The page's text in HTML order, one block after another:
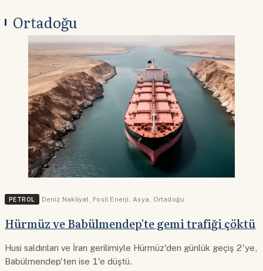
Ortadoğu
PETROL Deniz Nakliyat Fosil Enerji Asya Ortadoğu
Hürmüz ve Babülmendep'te gemi trafiği çöktü
Husi saldırıları ve İran gerilimiyle Hürmüz'den günlük geçiş 2'ye,
Babülmendep'ten ise 1'e düştü.